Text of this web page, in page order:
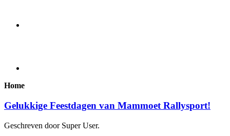
Home
Gelukkige Feestdagen van Mammoet Rallysport!
Geschreven door Super User.